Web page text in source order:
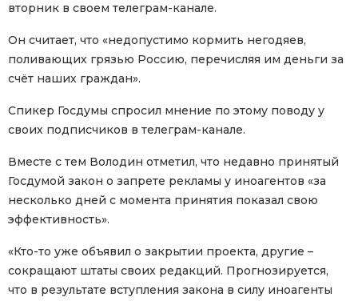
вторник в своем телеграм-канале.
Он считает, что «недопустимо кормить негодяев,
поливающих грязью Россию, перечисляя им деньги за
счёт наших граждан».
Спикер Госдумы спросил мнение по этому поводу у
своих подписчиков в телеграм-канале.
Вместе с тем Володин отметил, что недавно принятый
Госдумой закон о запрете рекламы у иноагентов «за
несколько дней с момента принятия показал свою
эффективность».
«Кто-то уже объявил о закрытии проекта, другие –
сокращают штаты своих редакций. Прогнозируется,
что в результате вступления закона в силу иноагенты